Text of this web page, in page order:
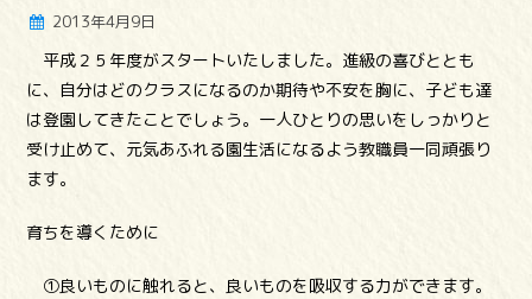
2013年4月9日
平成２５年度がスタートいたしました。進級の喜びととも
に、自分はどのクラスになるのか期待や不安を胸に、子ども達
は登園してきたことでしょう。一人ひとりの思いをしっかりと
受け止めて、元気あふれる園生活になるよう教職員一同頑張り
ます。
育ちを導くために
①良いものに触れると、良いものを吸収する力ができます。